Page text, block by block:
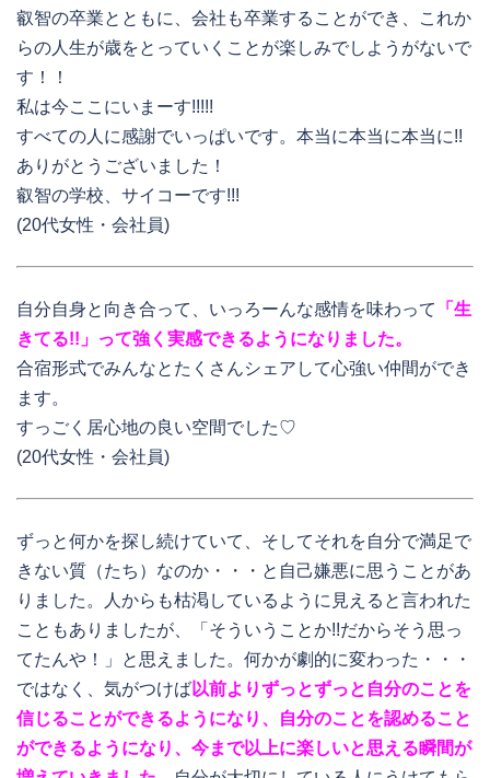
叡智の卒業とともに、会社も卒業することができ、これか
らの人生が歳をとっていくことが楽しみでしようがないで
す！！
私は今ここにいまーす!!!!!
すべての人に感謝でいっぱいです。本当に本当に本当に!!
ありがとうございました！
叡智の学校、サイコーです!!!
(20代女性・会社員)
自分自身と向き合って、いっろーんな感情を味わって
「生
きてる!!」って強く実感できるようになりました。
合宿形式でみんなとたくさんシェアして心強い仲間ができ
ます。
すっごく居心地の良い空間でした♡
(20代女性・会社員)
ずっと何かを探し続けていて、そしてそれを自分で満足で
きない質（たち）なのか・・・と自己嫌悪に思うことがあ
りました。人からも枯渇しているように見えると言われた
こともありましたが、「そういうことか!!だからそう思っ
てたんや！」と思えました。何かが劇的に変わった・・・
ではなく、気がつけば以前よりずっとずっと自分のことを
信じることができるようになり、自分のことを認めること
ができるようになり、今まで以上に楽しいと思える瞬間が